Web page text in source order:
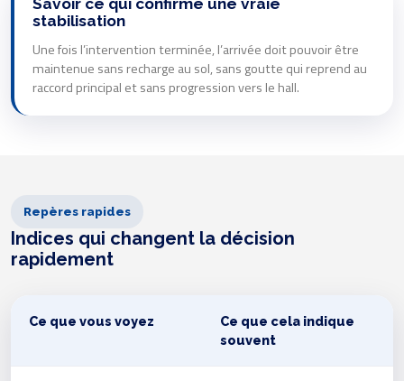
Savoir ce qui confirme une vraie
stabilisation
Une fois l’intervention terminée, l’arrivée doit pouvoir être
maintenue sans recharge au sol, sans goutte qui reprend au
raccord principal et sans progression vers le hall.
Repères rapides
Indices qui changent la décision
rapidement
Ce que vous voyez
Ce que cela indique
souvent